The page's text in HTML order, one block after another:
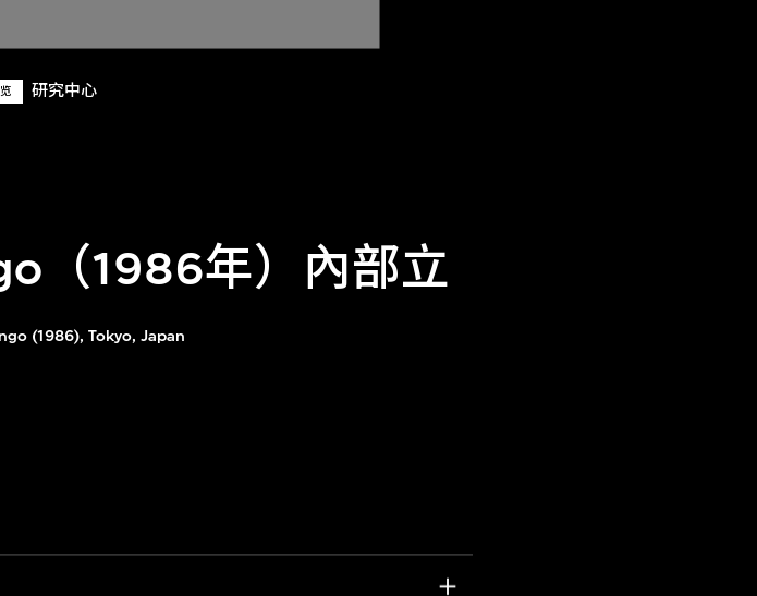
研究中心
（1986年）內部立
(1986), Tokyo, Japan